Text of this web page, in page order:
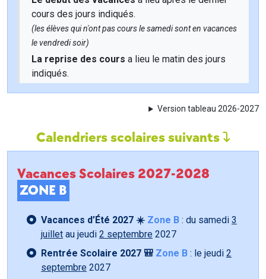
cours des jours indiqués.
(les élèves qui n'ont pas cours le samedi sont en vacances
le vendredi soir)
La reprise des cours a lieu le matin des jours
indiqués.
Version tableau 2026-2027
Calendriers scolaires suivants
Vacances Scolaires 2027-2028
ZONE B
Vacances d’Été 2027 ☀️ Zone B : du samedi 3
juillet au jeudi 2 septembre 2027
Rentrée Scolaire 2027 🎒 Zone B : le jeudi 2
septembre 2027